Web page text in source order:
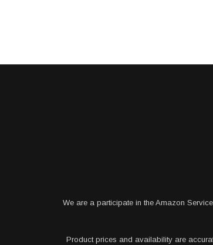
We are a participate in the Amazon
Product prices and availability are